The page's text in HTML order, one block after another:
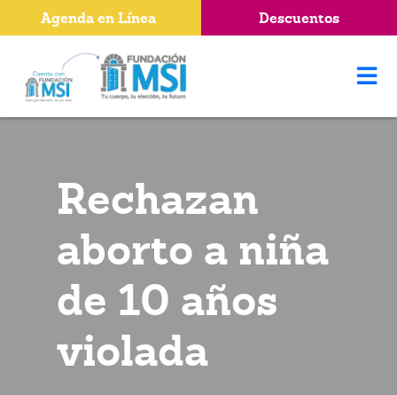
Rechazan
aborto a niña
de 10 años
violada
Agenda en Línea Descuentos